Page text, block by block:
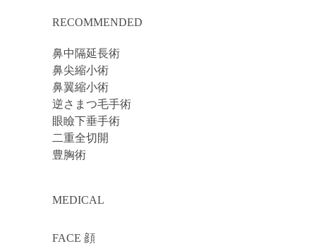
RECOMMENDED
鼻中隔延長術
鼻尖縮小術
鼻翼縮小術
逆さまつ毛手術
眼瞼下垂手術
二重全切開
豊胸術
MEDICAL
FACE 顔